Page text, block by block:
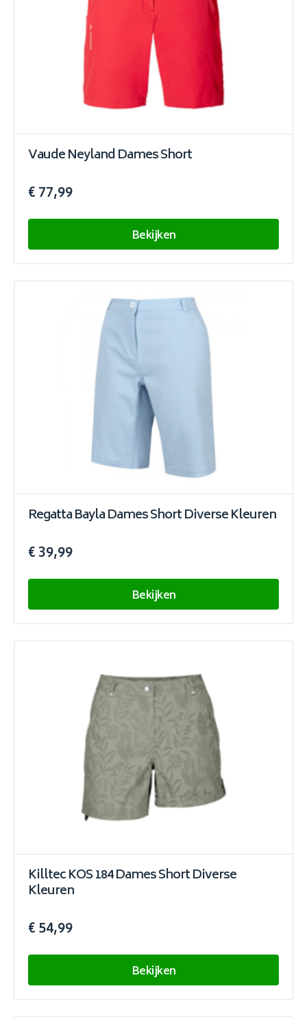
Vaude Neyland Dames Short
€ 77,99
Bekijken
Regatta Bayla Dames Short Diverse Kleuren
€ 39,99
Bekijken
Killtec KOS 184 Dames Short Diverse
Kleuren
€ 54,99
Bekijken